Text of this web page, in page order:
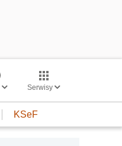
Serwisy
KSeF